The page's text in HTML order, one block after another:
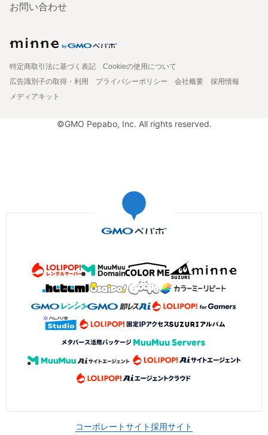
お問い合わせ
特定商取引法に基づく表記
Cookieの使用について
広告識別子の取得・利用
プライバシーポリシー 会社概要
採用情報
メディアキット
©GMO Pepabo, Inc. All rights reserved.
コーポレートサイト採用サイト